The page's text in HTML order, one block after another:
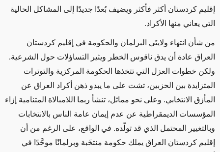
إقليم كردستان أكثر فأكثر ويضيف بُعدًا جديدًا إلى المشاكل الحالية
التي يعاني منها الأكراد.
من شأن انتهاء ولايتَي البرلمان والحكومة في إقليم كردستان
العراق عادة أن يدق ناقوس الخطر ويثير التساؤلات حول الشرعية.
ولكن خطوات العزل التي تتخذها الحكومة المركزية والتوترات
المتزايدة بين الحزبين، تشت على ما يبدو ذهن أكراد العراق عن
المأزق الانتخابي. وعلى نحو مماثل، تنشأ ربما اللامبالاة المتنامية إزاء
المؤسسات الديمقراطية عن عدم إيمان عامة الناس بالانتخابات
وبالتغيير المحتمل الذي قد تولّده. في الواقع، على الرغم من أن
إقليم كردستان العراق يملك حكومة منتخَبة وبرلمانًا موحَّدًا في